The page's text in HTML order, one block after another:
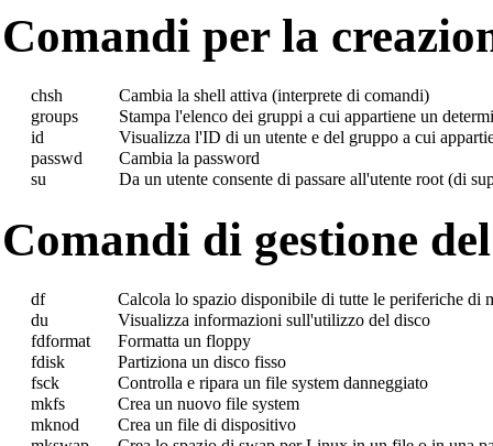
Comandi per la
chsh
Cambia la shell attiva (interprete di comandi)
groups
Stampa l'elenco dei gruppi a cui appartiene un
id
Visualizza l'ID di un utente e del gruppo a cui
passwd
Cambia la password
su
Da un utente consente di passare all'utente root (di
Comandi di gestione
df
Calcola lo spazio disponibile di tutte le periferiche di
du
Visualizza informazioni sull'utilizzo del disco
fdformat
Formatta un floppy
fdisk
Partiziona un disco fisso
fsck
Controlla e ripara un file system danneggiato
mkfs
Crea un nuovo file system
mknod
Crea un file di dispositivo